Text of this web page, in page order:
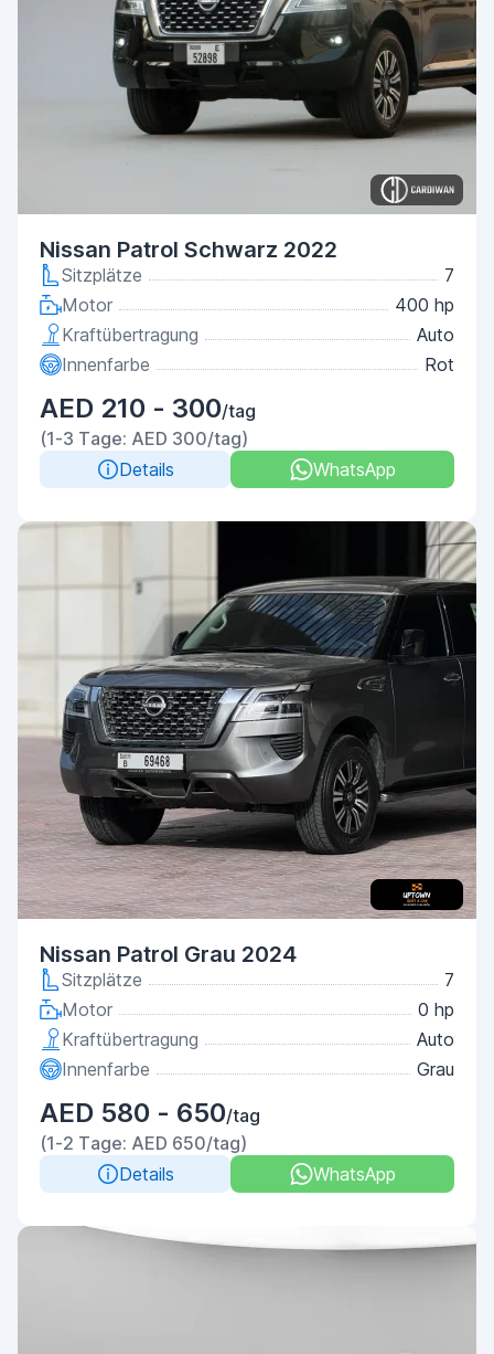
Nissan Patrol Schwarz 2022
Sitzplätze
7
Motor
400 hp
Kraftübertragung
Auto
Innenfarbe
Rot
AED 210 - 300/tag
(1-3 Tage: AED 300/tag)
Details
WhatsApp
Nissan Patrol Grau 2024
Sitzplätze
7
Motor
0 hp
Kraftübertragung
Auto
Innenfarbe
Grau
AED 580 - 650/tag
(1-2 Tage: AED 650/tag)
Details
WhatsApp